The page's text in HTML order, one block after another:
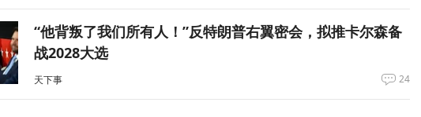
“他背叛了我们所有人！”反特朗普右翼密会，拟推卡尔森备
战2028大选
天下事 24